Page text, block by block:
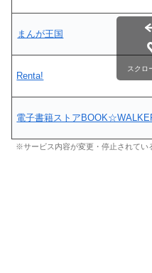
まんが王国
Renta!
電子書籍ストア
スクロ
※サービス内容が変更・停止されてい